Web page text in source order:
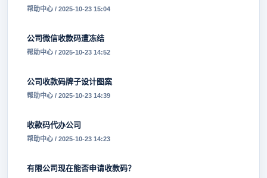
帮助中心 / 2025-10-23 15:04
公司微信收款码遭冻结
帮助中心 / 2025-10-23 14:52
公司收款码牌子设计图案
帮助中心 / 2025-10-23 14:39
收款码代办公司
帮助中心 / 2025-10-23 14:23
有限公司现在能否申请收款码？